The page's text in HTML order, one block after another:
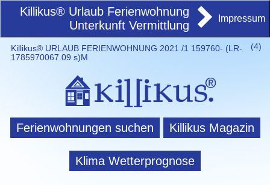
Killikus® Urlaub Ferienwohnung
Unterkunft Vermittlung
Impressum
(4)
Killikus® URLAUB FERIENWOHNUNG 2021 /1 159760- (LR-
1785970067.09 s)M
Ferienwohnungen suchen Killikus Magazin
Klima Wetterprognose